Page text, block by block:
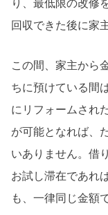
り、最低限の改修
回収できた後に家
この間、家主から
ちに預けている間
にリフォームされ
が可能となれば、
いありません。借
お試し滞在であれ
も、一律同じ金額